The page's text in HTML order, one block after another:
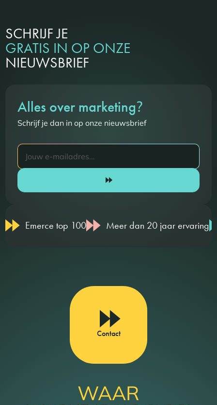
SCHRIJF JE
GRATIS IN OP ONZE
NIEUWSBRIEF
Alles over marketing?
Schrijf je dan in op onze nieuwsbrief
Emerce top 100 Meer dan 20 jaar ervaring
Contact
WAAR